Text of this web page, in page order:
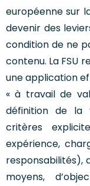
européenne sur
devenir des
condition de ne
contenu. La FSU
une application
« à travail de
définition de la
critères
expérience,
responsabilités),
moyens,